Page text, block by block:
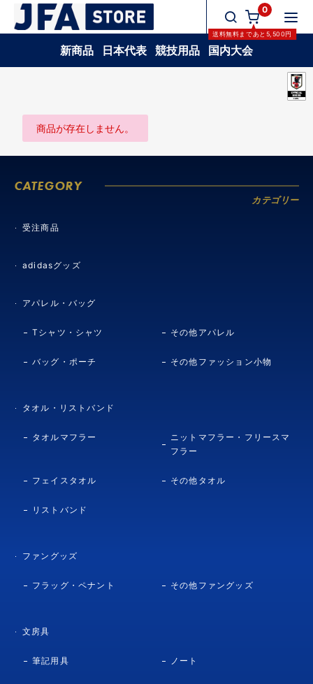
0
送料無料まであと 5,500円
新商品 日本代表 競技用品 国内大会
商品が存在しません。
CATEGORY
カテゴリー
受注商品
adidasグッズ
アパレル・バッグ
Tシャツ・シャツ その他アパレル
バッグ・ポーチ その他ファッション小物
タオル・リストバンド
タオルマフラー
ニットマフラー・フリースマ
フラー
フェイスタオル その他タオル
リストバンド
ファングッズ
フラッグ・ペナント その他ファングッズ
文房具
筆記用具 ノート